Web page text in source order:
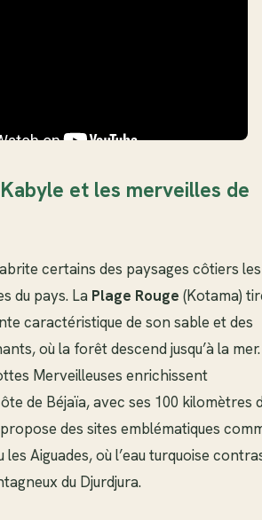
et les merveilles de
certains des paysages côtiers les
du pays. La Plage Rouge (Kotama)
caractéristique de son sable et des
où la forêt descend jusqu’à la
Merveilleuses enrichissent
de Béjaïa, avec ses 100 kilomètres
des sites emblématiques
les Aiguades, où l’eau turquoise
du Djurdjura.